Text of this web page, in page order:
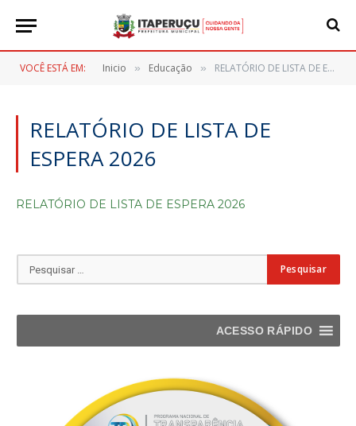
VOCÊ ESTÁ EM: Inicio » Educação » RELATÓRIO DE LISTA DE ESPERA 2026
RELATÓRIO DE LISTA DE
ESPERA 2026
RELATÓRIO DE LISTA DE ESPERA 2026
ACESSO RÁPIDO